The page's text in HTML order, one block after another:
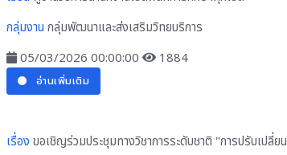
กลุ่มงาน กลุ่มพัฒนาและส่งเสริมวิทยบริการ
05/03/2026 00:00:00
1884
อ่านเพิ่มเติม
เรื่อง ขอเชิญร่วมประชุมทางวิชาการระดับชาติ "การปรับเป